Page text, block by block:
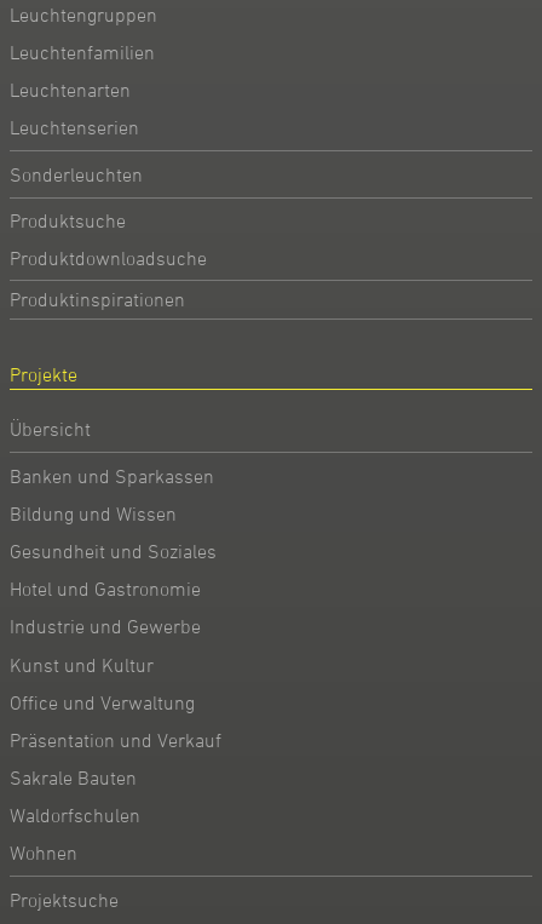
Leuchtengruppen
Leuchtenfamilien
Leuchtenarten
Leuchtenserien
Sonderleuchten
Produktsuche
Produktdownloadsuche
Produktinspirationen
Projekte
Übersicht
Banken und Sparkassen
Bildung und Wissen
Gesundheit und Soziales
Hotel und Gastronomie
Industrie und Gewerbe
Kunst und Kultur
Office und Verwaltung
Präsentation und Verkauf
Sakrale Bauten
Waldorfschulen
Wohnen
Projektsuche